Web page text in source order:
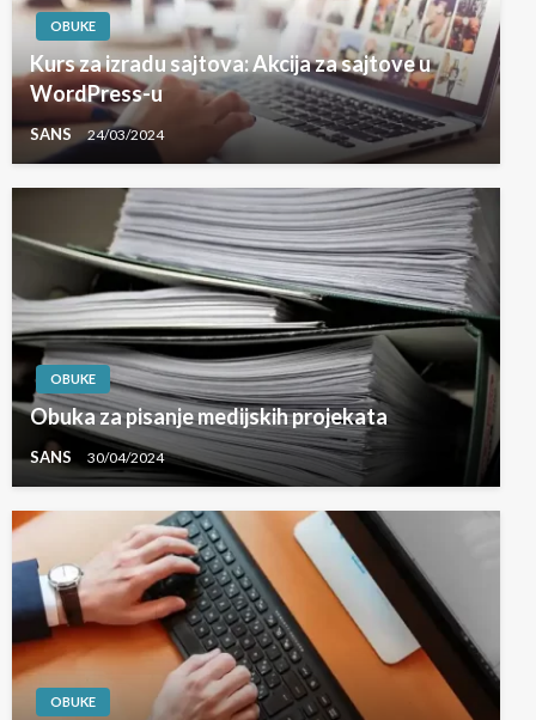
OBUKE
Kurs za izradu sajtova: Akcija za sajtove u
WordPress-u
SANS 24/03/2024
OBUKE
Obuka za pisanje medijskih projekata
SANS 30/04/2024
OBUKE